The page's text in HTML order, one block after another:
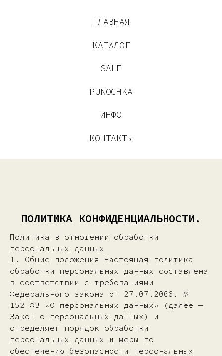
ГЛАВНАЯ
КАТАЛОГ
SALE
PUNOCHKA
ИНФО
КОНТАКТЫ
ПОЛИТИКА КОНФИДЕНЦИАЛЬНОСТИ.
Политика в отношении обработки
персональных данных
1. Общие положения Настоящая политика
обработки персональных данных составлена
в соответствии с требованиями
Федерального закона от 27.07.2006. №
152-ФЗ «О персональных данных» (далее —
Закон о персональных данных) и
определяет порядок обработки
персональных данных и меры по
обеспечению безопасности персональных